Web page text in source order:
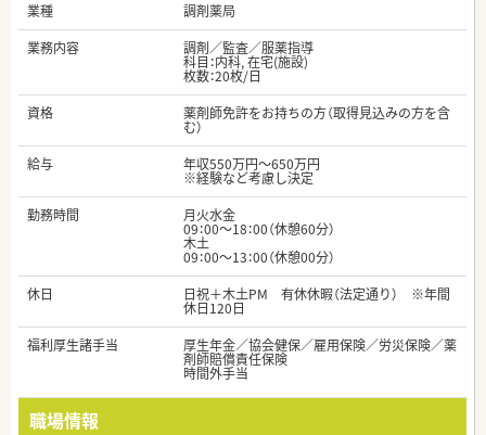
業種
調剤薬局
業務内容
調剤／監査／服薬指導
科目：内科, 在宅(施設)
枚数：20枚/日
資格
薬剤師免許をお持ちの方（取得見込みの方を含
む）
給与
年収550万円～650万円
※経験など考慮し決定
勤務時間
月火水金
09：00～18：00（休憩60分）
木土
09：00～13：00（休憩00分）
休日
日祝＋木土PM 有休休暇（法定通り） ※年間
休日120日
福利厚生諸手当
厚生年金／協会健保／雇用保険／労災保険／薬
剤師賠償責任保険
時間外手当
職場情報